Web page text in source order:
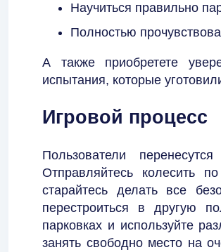
Научиться правильно
Полностью
А также приобретете
испытания, которые
Игровой процесс
Пользователи
Отправляйтесь колесить
старайтесь делать все
перестроиться в другую
парковках и используйте
занять свободно место на